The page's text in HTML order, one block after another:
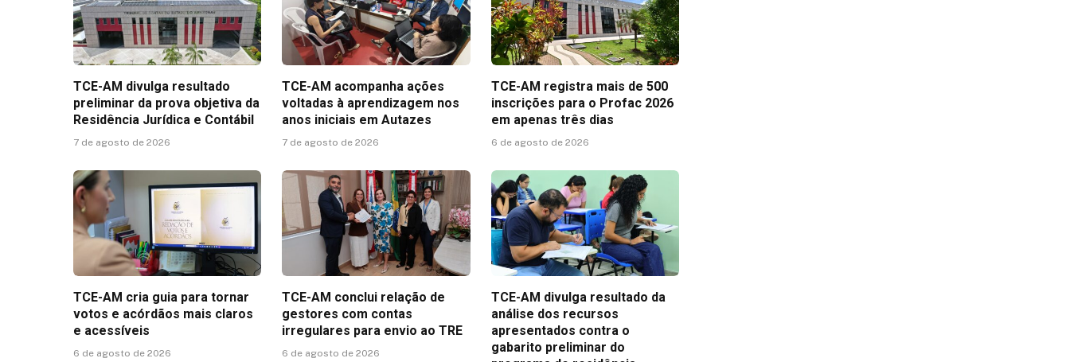
TCE-AM divulga resultado
preliminar da prova objetiva da
Residência Jurídica e Contábil
7 de agosto de 2026
TCE-AM acompanha ações
voltadas à aprendizagem nos
anos iniciais em Autazes
7 de agosto de 2026
TCE-AM registra mais de 500
inscrições para o Profac 2026
em apenas três dias
6 de agosto de 2026
TCE-AM cria guia para tornar
votos e acórdãos mais claros
e acessíveis
6 de agosto de 2026
TCE-AM conclui relação de
gestores com contas
irregulares para envio ao TRE
6 de agosto de 2026
TCE-AM divulga resultado da
análise dos recursos
apresentados contra o
gabarito preliminar do